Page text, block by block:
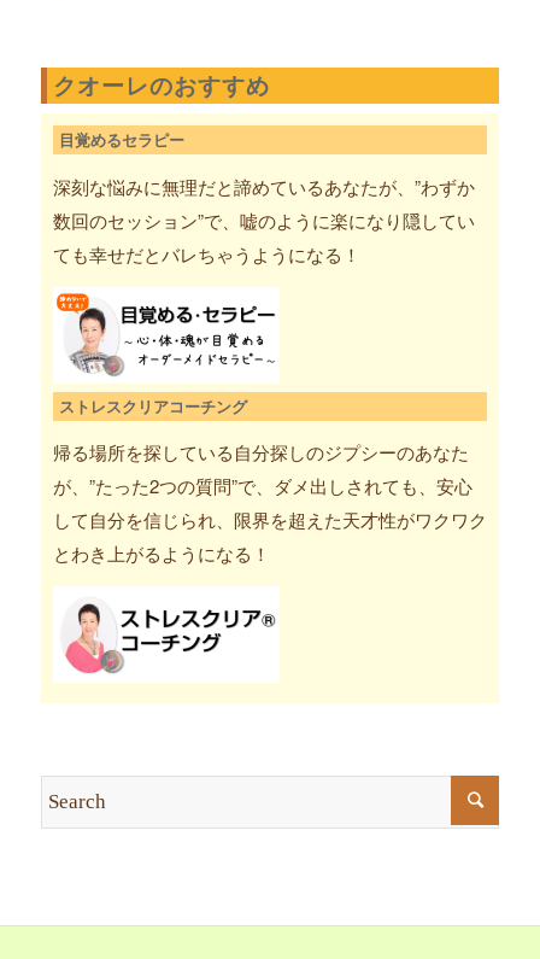
クオーレのおすすめ
目覚めるセラピー
深刻な悩みに無理だと諦めているあなたが、”わずか
数回のセッション”で、嘘のように楽になり隠してい
ても幸せだとバレちゃうようになる！
ストレスクリアコーチング
帰る場所を探している自分探しのジプシーのあなた
が、”たった2つの質問”で、ダメ出しされても、安心
して自分を信じられ、限界を超えた天才性がワクワク
とわき上がるようになる！